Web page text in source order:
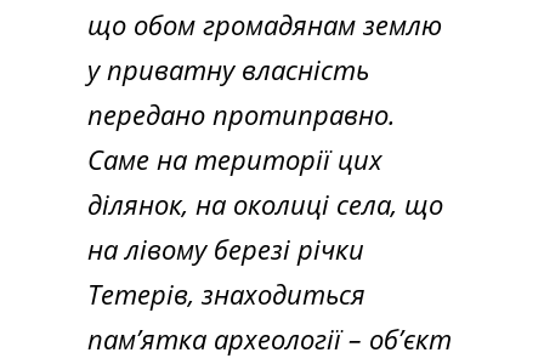
що обом громадянам землю
у приватну власність
передано протиправно.
Саме на території цих
ділянок, на околиці села, що
на лівому березі річки
Тетерів, знаходиться
пам’ятка археології – об’єкт